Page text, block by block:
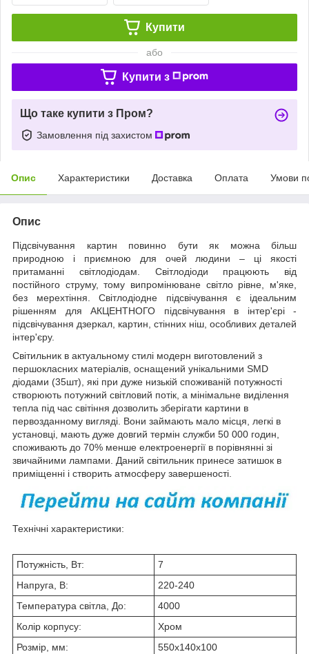
Купити
або
Купити з
Що таке купити з Пром?
Замовлення під захистом
Опис Характеристики Доставка Оплата Умови
Опис
Підсвічування картин повинно бути як можна більш
природною і приємною для очей людини – ці якості
притаманні світлодіодам. Світлодіоди працюють від
постійного струму, тому випромінюване світло рівне, м'яке,
без мерехтіння. Світлодіодне підсвічування є ідеальним
рішенням для АКЦЕНТНОГО підсвічування в інтер'єрі -
підсвічування дзеркал, картин, стінних ніш, особливих деталей
інтер'єру.
Світильник в актуальному стилі модерн виготовлений з
першокласних матеріалів, оснащений унікальними SMD
діодами (35шт), які при дуже низькій споживаній потужності
створюють потужний світловий потік, а мінімальне виділення
тепла під час світіння дозволить зберігати картини в
первозданному вигляді. Вони займають мало місця, легкі в
установці, мають дуже довгий термін служби 50 000 годин,
споживають до 70% менше електроенергії в порівнянні зі
звичайними лампами. Даний світильник принесе затишок в
приміщенні і створить атмосферу завершеності.
Технічні характеристики:
Потужність, Вт:
7
Напруга, В:
220-240
Температура світла, До:
4000
Колір корпусу:
Хром
Розмір, мм:
550х140х100